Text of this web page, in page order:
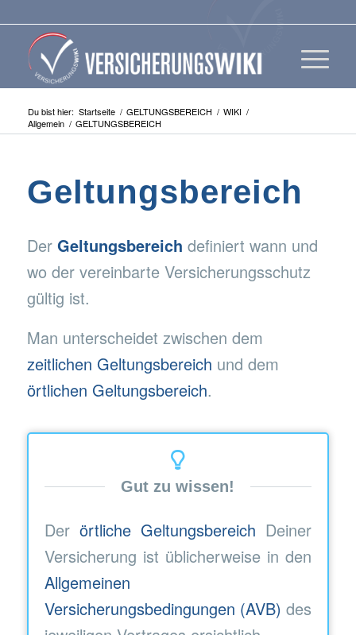
Du bist hier: Startseite / GELTUNGSBEREICH / WIKI /
Allgemein / GELTUNGSBEREICH
Geltungsbereich
DerGeltungsbereich definiert wann und
wo der vereinbarte Versicherungsschutz
gültig ist.
Man unterscheidet zwischen dem
zeitlichen Geltungsbereich und dem
örtlichen Geltungsbereich.
Gut zu wissen!
Der örtliche Geltungsbereich Deiner
Versicherung ist üblicherweise in den
Allgemeinen
Versicherungsbedingungen (AVB) des